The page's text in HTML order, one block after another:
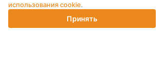
Корзина
использования cookie.
Принять